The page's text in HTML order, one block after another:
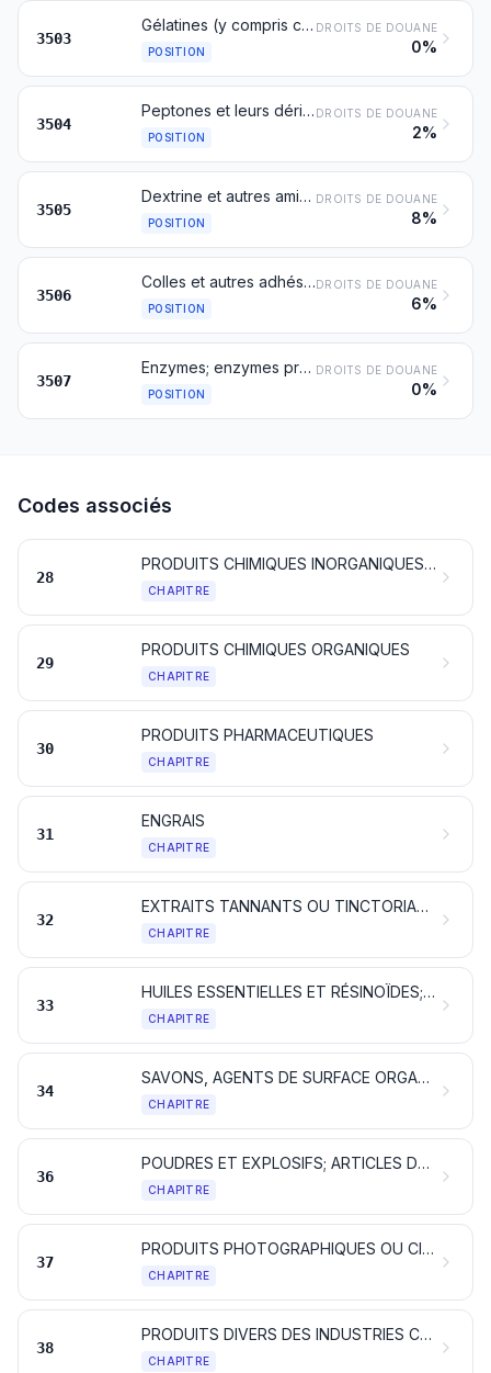
3503
Gélatines (y compris celles présentées en feuilles de forme carrée ou rectangulaire, même ouvrées en surface ou colorées) et leurs dérivés; ichtyocolle; autres colles d'origine animale, à l'exclusion des colles de caséine du no 3501
POSITION
DROITS DE DOUANE
0%
3504
Peptones et leurs dérivés; autres matières protéiques et leurs dérivés, non dénommés ni compris ailleurs; poudre de peau, traitée ou non au chrome
POSITION
DROITS DE DOUANE
2%
3505
Dextrine et autres amidons et fécules modifiés (les amidons et fécules pré-gélatinisés ou estérifiés, par exemple); colles à base d'amidons ou de fécules, de dextrine ou d'autres amidons ou fécules modifiés
POSITION
DROITS DE DOUANE
8%
3506
Colles et autres adhésifs préparés, non dénommés ni compris ailleurs; produits de toute espèce à usage de colles ou d'adhésifs, conditionnés pour la vente au détail comme colles ou adhésifs, d'un poids net n'excédant pas 1 kg
POSITION
DROITS DE DOUANE
6%
3507
Enzymes; enzymes préparées non dénommées ni comprises ailleurs
POSITION
DROITS DE DOUANE
0%
Codes associés
28
PRODUITS CHIMIQUES INORGANIQUES; COMPOSÉS INORGANIQUES OU ORGANIQUES DE MÉTAUX PRÉCIEUX, D'ÉLÉMENTS RADIOACTIFS, DE MÉTAUX DES TERRES RARES OU D'ISOTOPES
CHAPITRE
29
PRODUITS CHIMIQUES ORGANIQUES
CHAPITRE
30
PRODUITS PHARMACEUTIQUES
CHAPITRE
31
ENGRAIS
CHAPITRE
32
EXTRAITS TANNANTS OU TINCTORIAUX; TANINS ET LEURS DÉRIVÉS; PIGMENTS ET AUTRES MATIÈRES COLORANTES; PEINTURES ET VERNIS; MASTICS; ENCRES
CHAPITRE
33
HUILES ESSENTIELLES ET RÉSINOÏDES; PRODUITS DE PARFUMERIE OU DE TOILETTE PRÉPARÉS ET PRÉPARATIONS COSMÉTIQUES
CHAPITRE
34
SAVONS, AGENTS DE SURFACE ORGANIQUES, PRÉPARATIONS POUR LESSIVES, PRÉPARATIONS LUBRIFIANTES, CIRES ARTIFICIELLES, CIRES PRÉPARÉES, PRODUITS D'ENTRETIEN, BOUGIES ET ARTICLES SIMILAIRES, PÂTES À MODELER, «CIRES POUR L'ART DENTAIRE» ET COMPOSITIONS POUR L'ART DENTAIRE À BASE DE PLÂTRE
CHAPITRE
36
POUDRES ET EXPLOSIFS; ARTICLES DE PYROTECHNIE; ALLUMETTES; ALLIAGES PYROPHORIQUES; MATIÈRES INFLAMMABLES
CHAPITRE
37
PRODUITS PHOTOGRAPHIQUES OU CINÉMATOGRAPHIQUES
CHAPITRE
38
PRODUITS DIVERS DES INDUSTRIES CHIMIQUES
CHAPITRE